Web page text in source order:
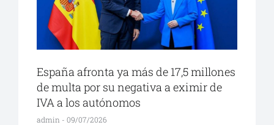
España afronta ya más de 17,5 millones
de multa por su negativa a eximir de
IVA a los autónomos
admin 09/07/2026